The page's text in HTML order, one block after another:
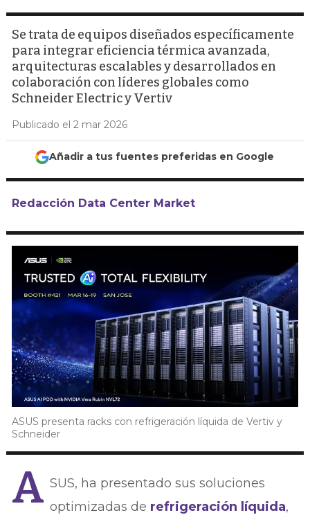
Se trata de equipos diseñados específicamente
para integrar eficiencia térmica avanzada,
arquitecturas escalables y desarrollados en
colaboración con líderes globales como
Schneider Electric y Vertiv
Publicado el 2 mar 2026
Añadir a tus fuentes preferidas en Google
Redacción Data Center Market
ASUS presenta racks con refrigeración líquida de Vertiv y
Schneider
A SUS, ha presentado sus soluciones
optimizadas de refrigeración líquida,